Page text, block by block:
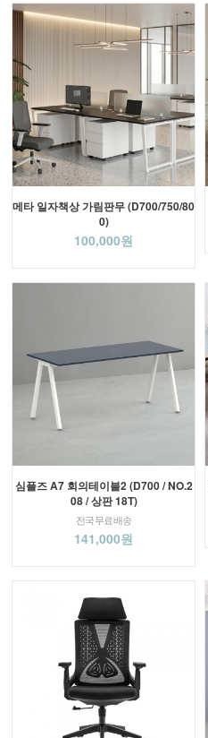
메타 일자책상 가림판무 (D700/750/80
0)
100,000원
심플즈 A7 회의테이블2 (D700 / NO.2
08 / 상판 18T)
전국무료배송
141,000원